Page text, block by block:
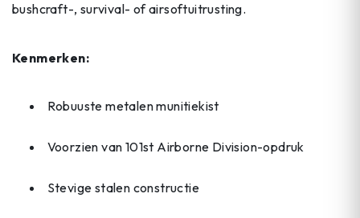
bushcraft-, survival- of airsoftuitrusting.
Kenmerken:
Robuuste metalen munitiekist
Voorzien van 101st Airborne Division-opdruk
Stevige stalen constructie